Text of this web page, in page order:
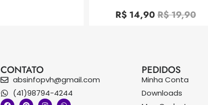
0
de
R$19,90
R$14,90
CONTATO
absinfopvh@gmail.com
(41)98794-4244
PEDIDOS
Minha Conta
Downloads